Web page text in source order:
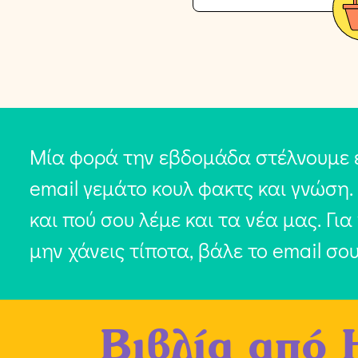
Μία φορά την εβδομάδα στέλνουμε
email γεμάτο κουλ φακτς και
και πού σου λέμε και τα νέα μας.
μην χάνεις τίποτα, βάλε το email
Βιβλία από